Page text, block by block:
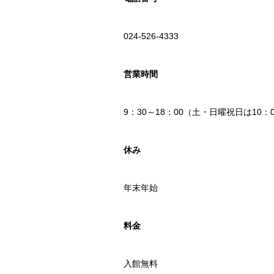
024-526-4333
営業時間
9：30～18：00（土・日曜祝日は10：
休み
年末年始
料金
入館無料